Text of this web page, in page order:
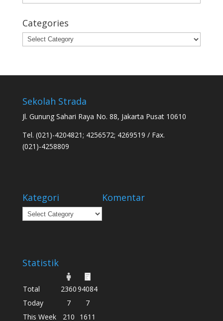
Categories
Categories
Sekolah Strada
Jl. Gunung Sahari Raya No. 88, Jakarta Pusat 10610
Tel. (021)-4204821; 4256572; 4269519 / Fax.
(021)-4258809
Kategori
Kategori
Komentar
Statistik
Total 236094084
Today
7
7
This Week
210 1611